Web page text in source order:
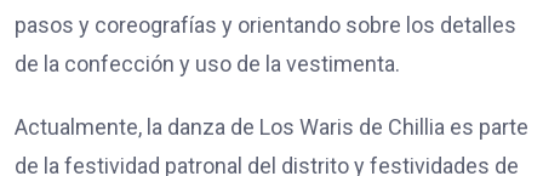
pasos y coreografías y orientando sobre los detalles
de la confección y uso de la vestimenta.
Actualmente, la danza de Los Waris de Chillia es parte
de la festividad patronal del distrito y festividades de